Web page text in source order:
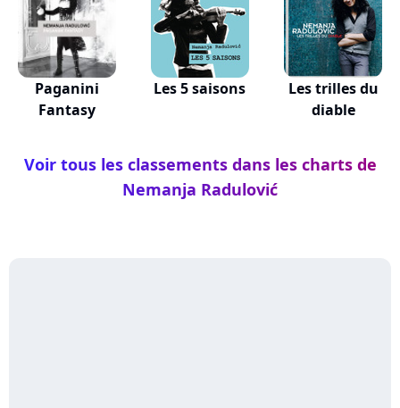
Paganini
Fantasy
Les 5 saisons
Les trilles du
diable
Voir tous les classements dans les charts de
Nemanja Radulović